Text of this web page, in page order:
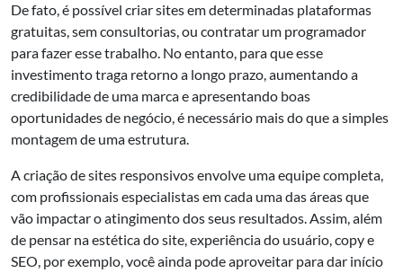
De fato, é possível criar sites em determinadas plataformas
gratuitas, sem consultorias, ou contratar um programador
para fazer esse trabalho. No entanto, para que esse
investimento traga retorno a longo prazo, aumentando a
credibilidade de uma marca e apresentando boas
oportunidades de negócio, é necessário mais do que a simples
montagem de uma estrutura.
A criação de sites responsivos envolve uma equipe completa,
com profissionais especialistas em cada uma das áreas que
vão impactar o atingimento dos seus resultados. Assim, além
de pensar na estética do site, experiência do usuário, copy e
SEO, por exemplo, você ainda pode aproveitar para dar início